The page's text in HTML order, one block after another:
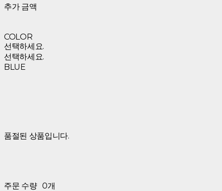
추가 금액
COLOR
선택하세요.
선택하세요.
BLUE
품절된 상품입니다.
주문 수량 0개